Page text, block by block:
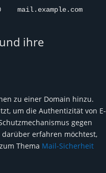
mail.example.com
ihre
zu einer Domain hinzu.
um die Authentizität von E-
gegen
erfahren möchtest,
Thema Mail-Sicherheit